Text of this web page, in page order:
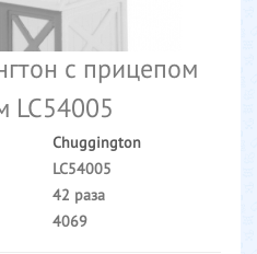
с прицепом
LC54005
Chuggington
LC54005
42 раза
4069